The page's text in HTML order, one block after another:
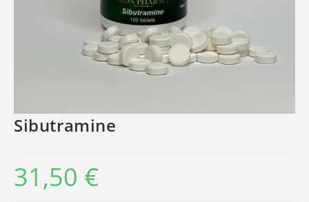
Sibutramine
31,50 €